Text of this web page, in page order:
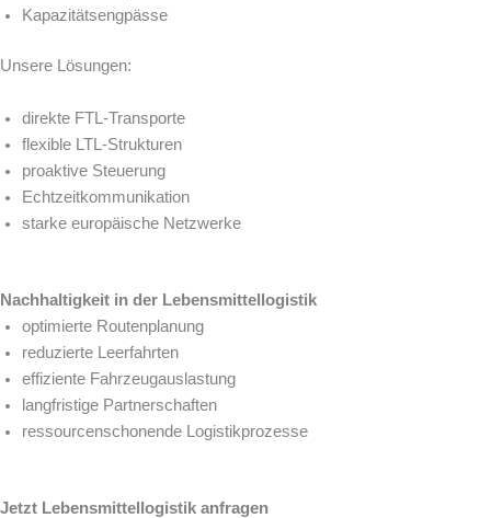
Kapazitätsengpässe
Unsere Lösungen:
direkte FTL-Transporte
flexible LTL-Strukturen
proaktive Steuerung
Echtzeitkommunikation
starke europäische Netzwerke
Nachhaltigkeit in der Lebensmittellogistik
optimierte Routenplanung
reduzierte Leerfahrten
effiziente Fahrzeugauslastung
langfristige Partnerschaften
ressourcenschonende Logistikprozesse
Jetzt Lebensmittellogistik anfragen